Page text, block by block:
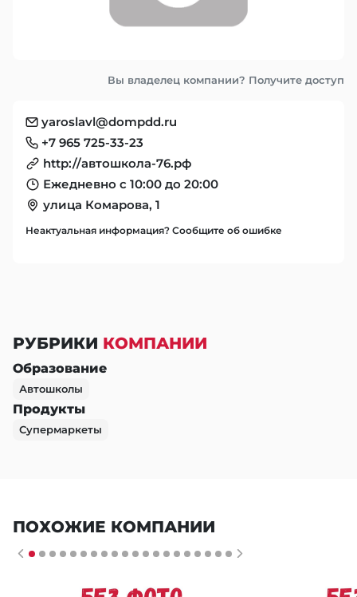
Вы владелец компании? Получите доступ
yaroslavl@dompdd.ru
+7 965 725-33-23
http://автошкола-76.рф
Ежедневно с 10:00 до 20:00
улица Комарова, 1
Неактуальная информация? Сообщите об ошибке
РУБРИКИ КОМПАНИИ
Образование
Автошколы
Продукты
Супермаркеты
ПОХОЖИЕ КОМПАНИИ